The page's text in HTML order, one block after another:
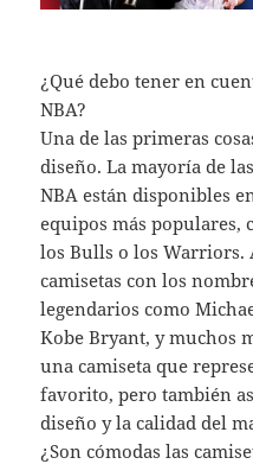
¿Qué debo tener en
NBA?
Una de las primeras
diseño. La mayoría de
NBA están disponibles
equipos más populares,
los Bulls o los Warriors.
camisetas con los
legendarios como
Kobe Bryant, y muchos
una camiseta que
favorito, pero también
diseño y la calidad del
¿Son cómodas las